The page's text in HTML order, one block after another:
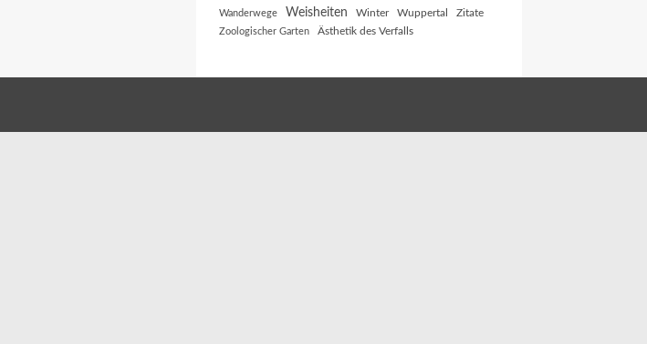
Wanderwege Weisheiten Winter Wuppertal Zitate
Zoologischer Garten Ästhetik des Verfalls